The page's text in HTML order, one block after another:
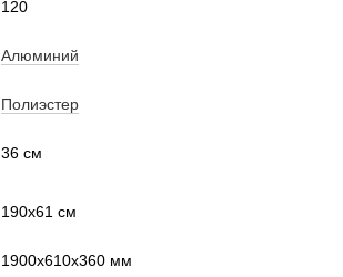
120
Алюминий
Полиэстер
36 см
190x61 см
1900x610x360 мм